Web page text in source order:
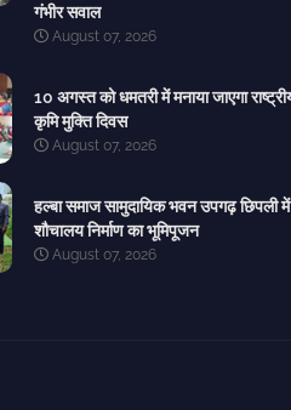
गंभीर सवाल
August 07, 2026
10 अगस्त को धमतरी में मनाया जाएगा
कृमि मुक्ति दिवस
August 07, 2026
हल्बा समाज सामुदायिक भवन उपगढ़ छिपली में
शौचालय निर्माण का भूमिपूजन
August 07, 2026